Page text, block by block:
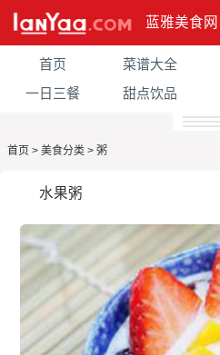
蓝雅美食网
首页 菜谱大全
一日三餐
甜点饮品
首页 > 美食分类 > 粥
水果粥